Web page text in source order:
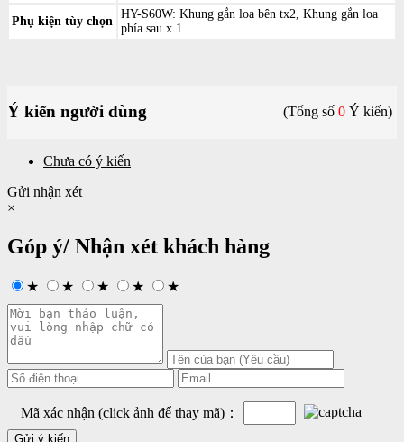
Phụ kiện tùy chọn
HY-S60W: Khung gắn loa bên tx2, Khung gắn loa
phía sau x 1
Ý kiến người dùng (Tổng số 0 Ý kiến)
Chưa có ý kiến
Gửi nhận xét
×
Góp ý/ Nhận xét khách hàng
★ ★ ★ ★ ★
Mã xác nhận (click ảnh để thay mã)：